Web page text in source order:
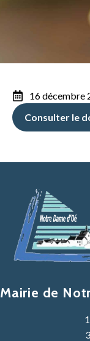
16 décembre
Consulter le
Mairie de